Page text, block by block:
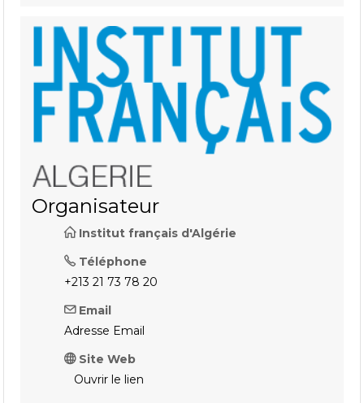
Organisateur
Institut français d'Algérie
Téléphone
+213 21 73 78 20
Email
Adresse Email
Site Web
Ouvrir le lien